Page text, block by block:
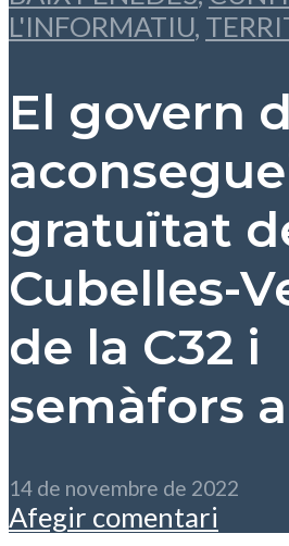
L'INFORMATIU,
El govern
gratuïtat
Cubelles-
de la C32 i
semàfors a
14 de novembre de 2022
Afegir comentari